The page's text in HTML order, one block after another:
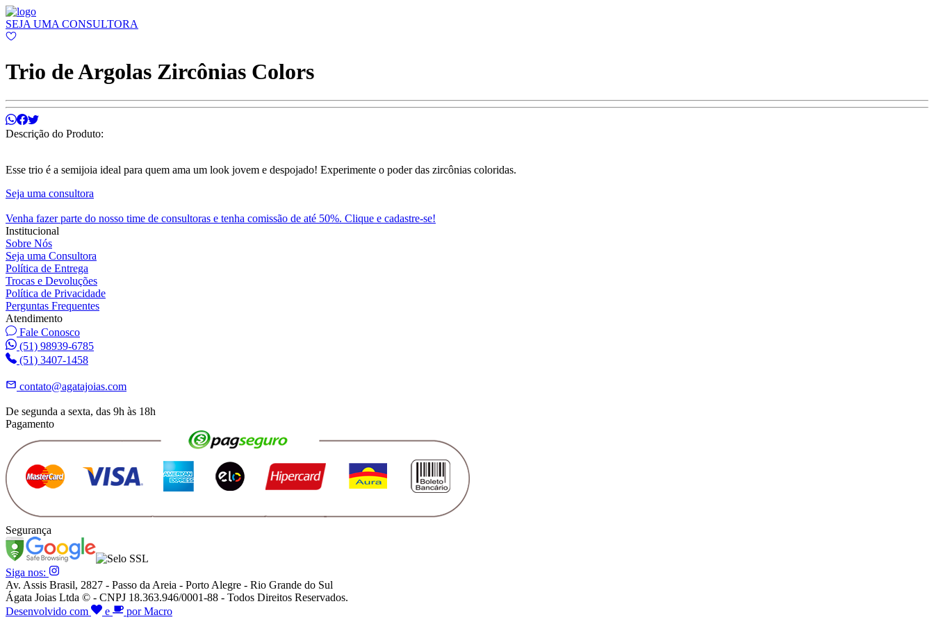
SEJA UMA CONSULTORA
Trio de Argolas Zircônias Colors
Descrição do Produto:
Esse trio é a semijoia ideal para quem ama um look jovem e despojado! Experimente o poder das zircônias coloridas.
Seja uma consultora
Venha fazer parte do nosso time de consultoras e tenha comissão de até 50%. Clique e cadastre-se!
Institucional
Sobre Nós
Seja uma Consultora
Política de Entrega
Trocas e Devoluções
Política de Privacidade
Perguntas Frequentes
Atendimento
Fale Conosco
(51) 98939-6785
(51) 3407-1458
contato@agatajoias.com
De segunda a sexta, das 9h às 18h
Pagamento
Segurança
Siga nos:
Av. Assis Brasil, 2827 - Passo da Areia - Porto Alegre - Rio Grande do Sul
Ágata Joias Ltda © - CNPJ 18.363.946/0001-88 - Todos Direitos Reservados.
Desenvolvido com
e por Macro